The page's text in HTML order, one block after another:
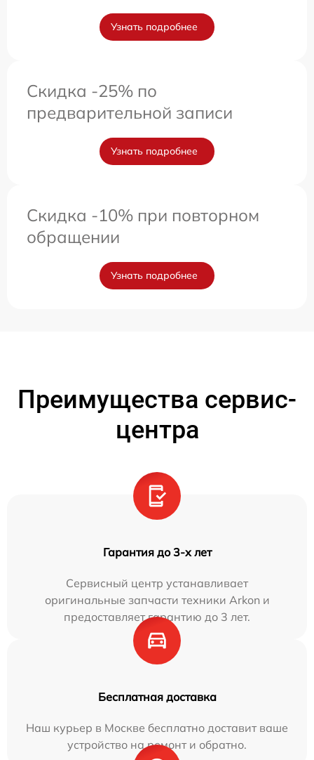
Узнать подробнее
Скидка -25% по
предварительной записи
Узнать подробнее
Скидка -10% при повторном
обращении
Узнать подробнее
Преимущества сервис-
центра
Гарантия до 3-х лет
Сервисный центр устанавливает
оригинальные запчасти техники Arkon и
предоставляет гарантию до 3 лет.
Бесплатная доставка
Наш курьер в Москве бесплатно доставит ваше
устройство на ремонт и обратно.